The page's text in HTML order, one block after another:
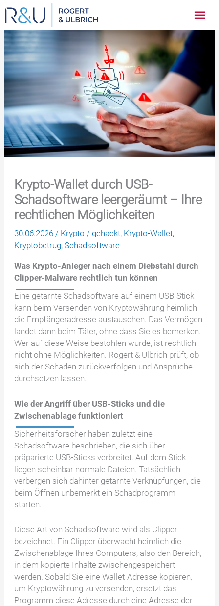
Zum
Inhalt
springen
Krypto-Wallet durch USB-
Schadsoftware leergeräumt – Ihre
rechtlichen Möglichkeiten
30.06.2026 / Krypto / gehackt, Krypto-Wallet,
Kryptobetrug,Schadsoftware
Was Krypto-Anleger nach einem Diebstahl durch
Clipper-Malware rechtlich tun können
Eine getarnte Schadsoftware auf einem USB-Stick
kann beim Versenden von Kryptowährung heimlich
die Empfängeradresse austauschen. Das Vermögen
landet dann beim Täter, ohne dass Sie es bemerken.
Wer auf diese Weise bestohlen wurde, ist rechtlich
nicht ohne Möglichkeiten. Rogert & Ulbrich prüft, ob
sich der Schaden zurückverfolgen und Ansprüche
durchsetzen lassen.
Wie der Angriff über USB-Sticks und die
Zwischenablage funktioniert
Sicherheitsforscher haben zuletzt eine
Schadsoftware beschrieben, die sich über
präparierte USB-Sticks verbreitet. Auf dem Stick
liegen scheinbar normale Dateien. Tatsächlich
verbergen sich dahinter getarnte Verknüpfungen, die
beim Öffnen unbemerkt ein Schadprogramm
starten.
Diese Art von Schadsoftware wird als Clipper
bezeichnet. Ein Clipper überwacht heimlich die
Zwischenablage Ihres Computers, also den Bereich,
in dem kopierte Inhalte zwischengespeichert
werden. Sobald Sie eine Wallet-Adresse kopieren,
um Kryptowährung zu versenden, ersetzt das
Programm diese Adresse durch eine Adresse der